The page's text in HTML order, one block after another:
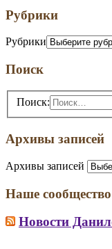
Рубрики
Рубрики
Поиск
Поиск:
Архивы записей
Архивы записей
Наше
Новости